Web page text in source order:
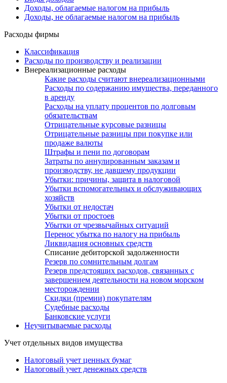
Доходы, облагаемые налогом на прибыль
Доходы, не облагаемые налогом на прибыль
Расходы фирмы
Классификация
Расходы по производству и реализации
Внереализационные расходы
Какие расходы считают внереализационными
Расходы по содержанию имущества, переданного
в аренду
Расходы на уплату процентов по долговым
обязательствам
Отрицательные курсовые разницы
Отрицательные разницы при покупке или
продаже валюты
Штрафы и пени по договорам
Затраты по аннулированным заказам и
производству, не давшему продукции
Убытки: причины, защита в налоговой
Убытки вспомогательных и обслуживающих
хозяйств
Убытки от недостач
Убытки от простоев
Убытки от чрезвычайных ситуаций
Перенос убытка по налогу на прибыль
Ликвидация основных средств
Списание дебиторской задолженности
Резерв по сомнительным долгам
Резерв предстоящих расходов, связанных с
завершением деятельности на новом морском
месторождении
Скидки (премии) покупателям
Судебные расходы
Банковские услуги
Неучитываемые расходы
Учет отдельных видов имущества
Налоговый учет ценных бумаг
Налоговый учет денежных средств